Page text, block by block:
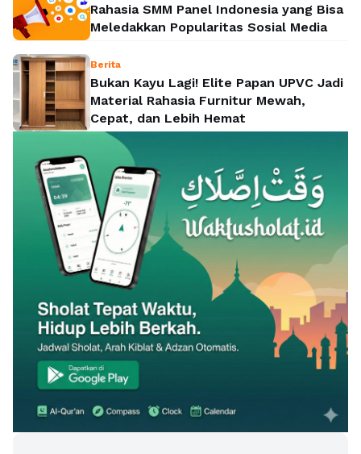
Rahasia SMM Panel Indonesia yang Bisa
Meledakkan Popularitas Sosial Media
Berita
Bukan Kayu Lagi! Elite Papan UPVC Jadi
Material Rahasia Furnitur Mewah,
Cepat, dan Lebih Hemat